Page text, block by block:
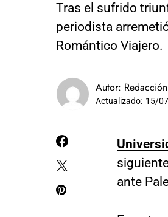
Tras el sufrido
periodista
Romántico Viajero.
Autor:
Actualizado: 15/
ante